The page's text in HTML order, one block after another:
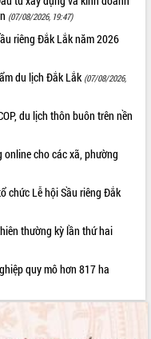
(07/08/2026, 19:47)
riêng Đắk Lắk năm 2026
du lịch Đắk Lắk (07/08/2026,
du lịch thôn buôn trên nền
online cho các xã, phường
chức Lễ hội Sầu riêng Đắk
thường kỳ lần thứ hai
quy mô hơn 817 ha